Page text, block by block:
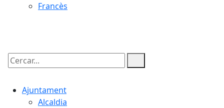
Francès
Cercar:
Ajuntament
Alcaldia